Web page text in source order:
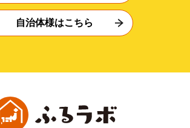
自治体様はこちら